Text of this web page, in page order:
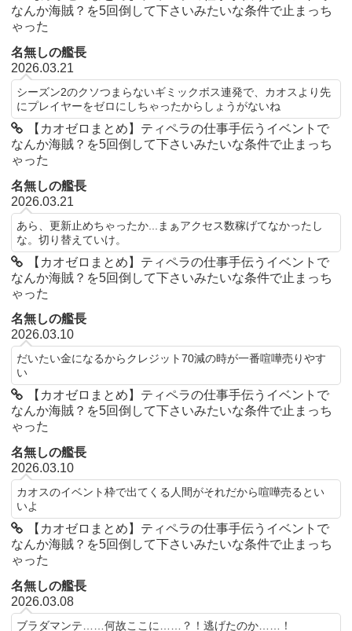
なんか海賊？を5回倒して下さいみたいな条件で止まっち
ゃった
名無しの艦長
2026.03.21
シーズン2のクソつまらないギミックボス連発で、カオスより先
にプレイヤーをゼロにしちゃったからしょうがないね
【カオゼロまとめ】ティペラの仕事手伝うイベントで
なんか海賊？を5回倒して下さいみたいな条件で止まっち
ゃった
名無しの艦長
2026.03.21
あら、更新止めちゃったか...まぁアクセス数稼げてなかったし
な。切り替えていけ。
【カオゼロまとめ】ティペラの仕事手伝うイベントで
なんか海賊？を5回倒して下さいみたいな条件で止まっち
ゃった
名無しの艦長
2026.03.10
だいたい金になるからクレジット70減の時が一番喧嘩売りやす
い
【カオゼロまとめ】ティペラの仕事手伝うイベントで
なんか海賊？を5回倒して下さいみたいな条件で止まっち
ゃった
名無しの艦長
2026.03.10
カオスのイベント枠で出てくる人間がそれだから喧嘩売るとい
いよ
【カオゼロまとめ】ティペラの仕事手伝うイベントで
なんか海賊？を5回倒して下さいみたいな条件で止まっち
ゃった
名無しの艦長
2026.03.08
ブラダマンテ……何故ここに……？！逃げたのか……！